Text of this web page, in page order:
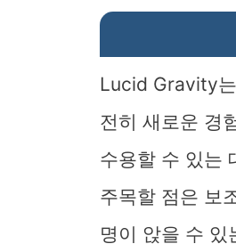
Lucid Gravity
전히 새로운 경
수용할 수 있는
주목할 점은 보
명이 앉을 수